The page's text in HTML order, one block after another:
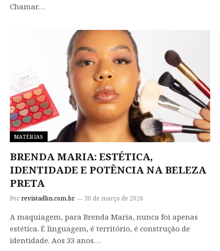
Chamar…
MATÉRIAS
BRENDA MARIA: ESTÉTICA,
IDENTIDADE E POTÊNCIA NA BELEZA
PRETA
Porrevistadbn.com.br 30 de março de 2026
A maquiagem, para Brenda Maria, nunca foi apenas
estética. É linguagem, é território, é construção de
identidade. Aos 33 anos…